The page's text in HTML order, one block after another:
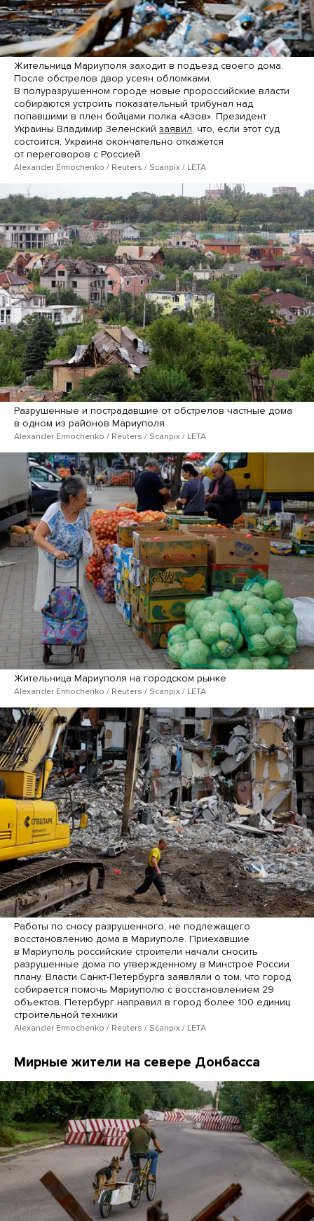
Жительница Мариуполя заходит в подъезд своего дома.
После обстрелов двор усеян обломками.
В полуразрушенном городе новые пророссийские власти
собираются устроить показательный трибунал над
попавшими в плен бойцами полка «Азов». Президент
Украины Владимир Зеленский заявил, что, если этот суд
состоится, Украина окончательно откажется
от переговоров с Россией
Alexander Ermochenko / Reuters / Scanpix / LETA
Разрушенные и пострадавшие от обстрелов частные дома
в одном из районов Мариуполя
Alexander Ermochenko / Reuters / Scanpix / LETA
Жительница Мариуполя на городском рынке
Alexander Ermochenko / Reuters / Scanpix / LETA
Работы по сносу разрушенного, не подлежащего
восстановлению дома в Мариуполе. Приехавшие
в Мариуполь российские строители начали сносить
разрушенные дома по утвержденному в Минстрое России
плану. Власти Санкт-Петербурга заявляли о том, что город
собирается помочь Мариуполю с восстановлением 29
объектов. Петербург направил в город более 100 единиц
строительной техники
Alexander Ermochenko / Reuters / Scanpix / LETA
Мирные жители на севере Донбасса